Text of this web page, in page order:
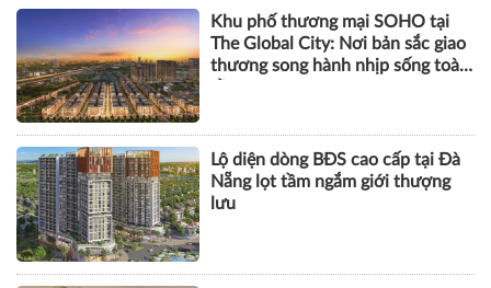
Khu phố thương mại SOHO tại
The Global City: Nơi bản sắc giao
thương song hành nhịp sống toàn
cầu
Lộ diện dòng BĐS cao cấp tại Đà
Nẵng lọt tầm ngắm giới thượng
lưu